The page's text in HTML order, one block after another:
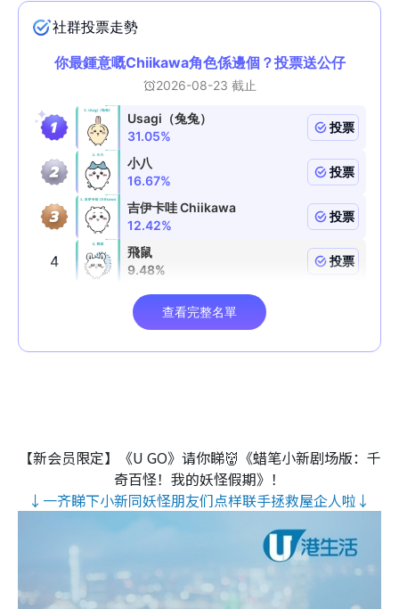
【新会员限定】《U GO》请你睇👹《蜡笔小新剧场版：千
奇百怪！我的妖怪假期》！
↓一齐睇下小新同妖怪朋友们点样联手拯救屋企人啦↓